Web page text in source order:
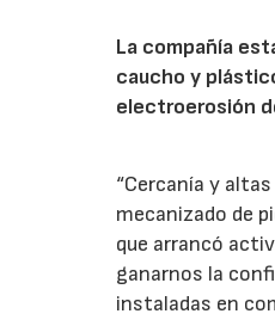
La compañía
caucho y
electroerosión
“Cercanía y
mecanizado de
que arrancó
ganarnos la
instaladas en